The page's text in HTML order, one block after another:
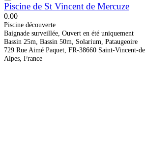
Piscine de St Vincent de Mercuze
0.00
Piscine découverte
Baignade surveillée, Ouvert en été uniquement
Bassin 25m, Bassin 50m, Solarium, Pataugeoire
729 Rue Aimé Paquet, FR-38660 Saint-Vincent-
Alpes, France